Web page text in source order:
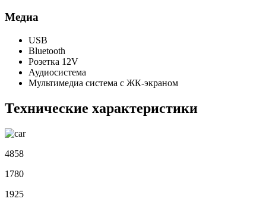
Медиа
USB
Bluetooth
Розетка 12V
Аудиосистема
Мультимедиа система с ЖК-экраном
Технические характеристики
4858
1780
1925